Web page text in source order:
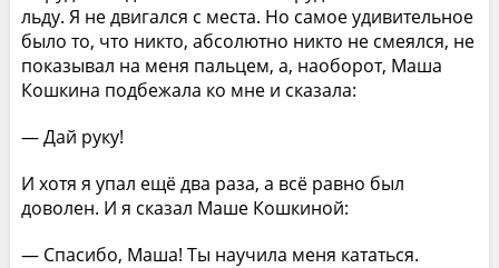
льду. Я не двигался с места. Но самое удивительное
было то, что никто, абсолютно никто не смеялся, не
показывал на меня пальцем, а, наоборот, Маша
Кошкина подбежала ко мне и сказала:
— Дай руку!
И хотя я упал ещё два раза, а всё равно был
доволен. И я сказал Маше Кошкиной:
— Спасибо, Маша! Ты научила меня кататься.